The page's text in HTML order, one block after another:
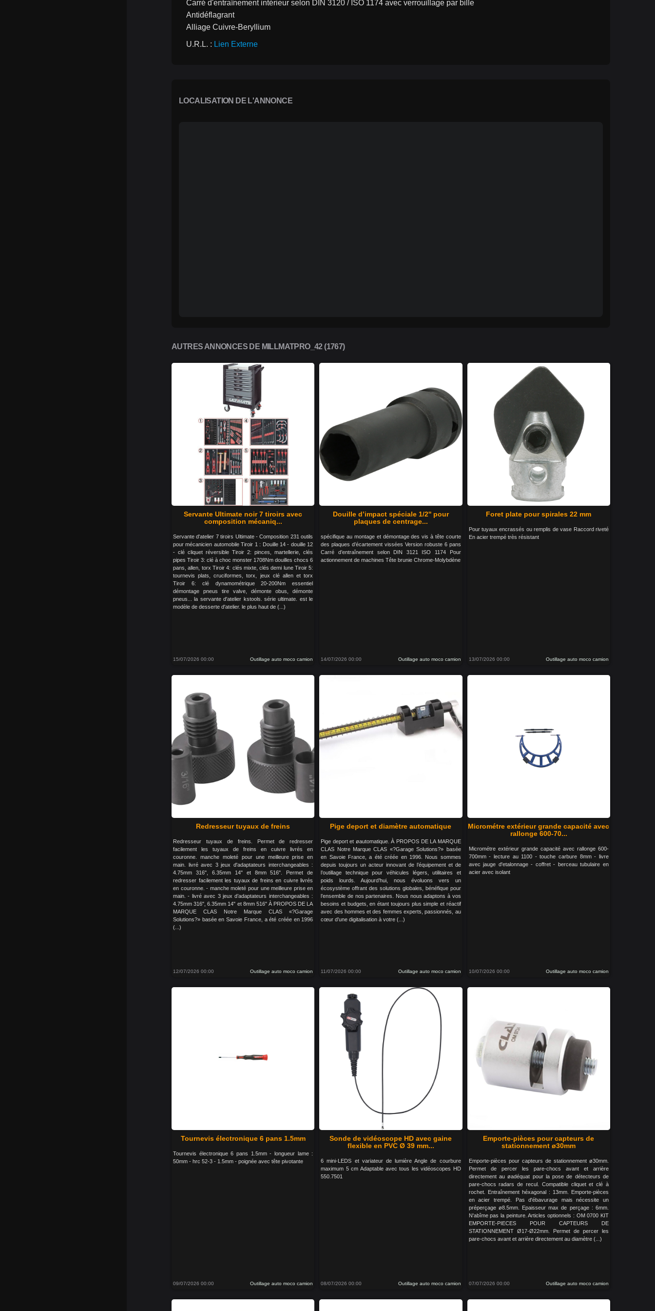
Carré d'entraînement intérieur selon DIN 3120 / ISO 1174 avec verrouillage par bille
Antidéflagrant
Alliage Cuivre-Beryllium
U.R.L. : Lien Externe
LOCALISATION DE L'ANNONCE
AUTRES ANNONCES DE MILLMATPRO_42 (1767)
Servante Ultimate noir 7 tiroirs avec
composition mécaniq...
Servante d'atelier 7 tiroirs Ultimate - Composition 231 outils
pour mécanicien automobile Tiroir 1 : Douille 14 - douille 12
- clé cliquet réversible Tiroir 2: pinces, martellerie, clés
pipes Tiroir 3: clé à choc monster 1708Nm douilles chocs 6
pans, allen, torx Tiroir 4: clés mixte, clés demi lune Tiroir 5:
tournevis plats, cruciformes, torx, jeux clé allen et torx
Tiroir 6: clé dynamométrique 20-200Nm essentiel
démontage pneus tire valve, démonte obus, démonte
pneus... la servante d'atelier kstools. série ultimate. est le
modèle de desserte d'atelier. le plus haut de (...)
15/07/2026 00:00 Outillage auto moco camion
Douille d’impact spéciale 1/2'' pour
plaques de centrage...
spécifique au montage et démontage des vis à tête courte
des plaques d’écartement vissées Version robuste 6 pans
Carré d’entraînement selon DIN 3121 ISO 1174 Pour
actionnement de machines Tête brunie Chrome-Molybdène
14/07/2026 00:00 Outillage auto moco camion
Foret plate pour spirales 22 mm
Pour tuyaux encrassés ou remplis de vase Raccord riveté
En acier trempé très résistant
13/07/2026 00:00 Outillage auto moco camion
Redresseur tuyaux de freins
Redresseur tuyaux de freins. Permet de redresser
facilement les tuyaux de freins en cuivre livrés en
couronne. manche moleté pour une meilleure prise en
main. livré avec 3 jeux d'adaptateurs interchangeables :
4.75mm 316", 6.35mm 14" et 8mm 516". Permet de
redresser facilement les tuyaux de freins en cuivre livrés
en couronne. - manche moleté pour une meilleure prise en
main. - livré avec 3 jeux d’adaptateurs interchangeables :
4.75mm 316", 6.35mm 14" et 8mm 516" À PROPOS DE LA
MARQUE CLAS Notre Marque CLAS «?Garage
Solutions?» basée en Savoie France, a été créée en 1996
(...)
12/07/2026 00:00 Outillage auto moco camion
Pige deport et diamètre automatique
Pige deport et øautomatique. À PROPOS DE LA MARQUE
CLAS Notre Marque CLAS «?Garage Solutions?» basée
en Savoie France, a été créée en 1996. Nous sommes
depuis toujours un acteur innovant de l’équipement et de
l’outillage technique pour véhicules légers, utilitaires et
poids lourds. Aujourd’hui, nous évoluons vers un
écosystème offrant des solutions globales, bénéfique pour
l’ensemble de nos partenaires. Nous nous adaptons à vos
besoins et budgets, en étant toujours plus simple et réactif
avec des hommes et des femmes experts, passionnés, au
cœur d’une digitalisation à votre (...)
11/07/2026 00:00 Outillage auto moco camion
Micrométre extérieur grande capacité avec
rallonge 600-70...
Micrométre extérieur grande capacité avec rallonge 600-
700mm - lecture au 1100 - touche carbure 8mm - livre
avec jauge d'etalonnage - coffret - berceau tubulaire en
acier avec isolant
10/07/2026 00:00 Outillage auto moco camion
Tournevis électronique 6 pans 1.5mm
Tournevis électronique 6 pans 1.5mm - longueur lame :
50mm - hrc 52-3 - 1.5mm - poignée avec tête pivotante
09/07/2026 00:00 Outillage auto moco camion
Sonde de vidéoscope HD avec gaine
flexible en PVC Ø 39 mm...
6 mini-LEDS et variateur de lumière Angle de courbure
maximum 5 cm Adaptable avec tous les vidéoscopes HD
550.7501
08/07/2026 00:00 Outillage auto moco camion
Emporte-pièces pour capteurs de
stationnement ø30mm
Emporte-pièces pour capteurs de stationnement ø30mm.
Permet de percer les pare-chocs avant et arrière
directement au øadéquat pour la pose de détecteurs de
pare-chocs radars de recul. Compatible cliquet et clé à
rochet. Entraînement héxagonal : 13mm. Emporte-pièces
en acier trempé. Pas d'ébavurage mais nécessite un
préperçage ø8.5mm. Epaisseur max de perçage : 6mm.
N'abîme pas la peinture. Articles optionnels : OM 0700 KIT
EMPORTE-PIECES POUR CAPTEURS DE
STATIONNEMENT Ø17-Ø22mm. Permet de percer les
pare-chocs avant et arrière directement au diamètre (...)
07/07/2026 00:00 Outillage auto moco camion